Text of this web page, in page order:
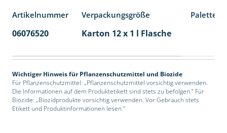
Artikelnummer Verpackungsgröße
06076520 Karton 12 x 1 l Flasche
Wichtiger Hinweis für Pflanzenschutzmittel und Biozide
Für Pflanzenschutzmittel: „Pflanzenschutzmittel vorsichtig verwenden.
Die Informationen auf dem Produktetikett sind stets zu befolgen.“ Für
Biozide: „Biozidprodukte vorsichtig verwenden. Vor Gebrauch stets
Etikett und Produktinformationen lesen.“